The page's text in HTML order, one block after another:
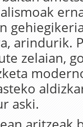
arindurik.
zelaian,
aski.